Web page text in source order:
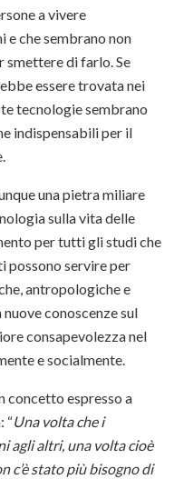
a vivere
che sembrano non
smettere di farlo. Se
essere trovata nei
tecnologie sembrano
indispensabili per il
una pietra miliare
sulla vita delle
per tutti gli studi che
possono servire per
antropologiche e
conoscenze sul
consapevolezza nel
e socialmente.
concetto espresso a
“Una volta che i
agli altri, una volta cioè
c’è stato più bisogno di